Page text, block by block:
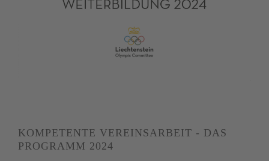
KOMPETENTE VEREINSARBEIT - DAS
PROGRAMM 2024